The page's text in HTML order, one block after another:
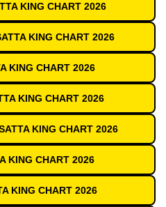
KING CHART 2026
KING CHART 2026
KING CHART 2026
KING CHART 2026
KING CHART 2026
KING CHART 2026
KING CHART 2026